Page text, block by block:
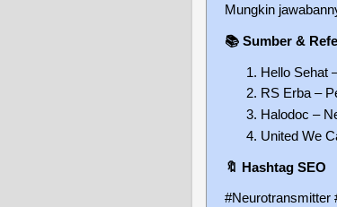
Mungkin
📚 Sumber &
Hello Sehat
RS Erba –
Halodoc –
United We
🔖 Hashtag SEO
#Neurotransmitter